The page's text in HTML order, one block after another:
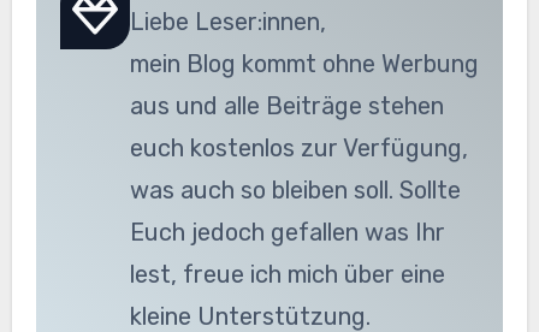
Liebe Leser:innen,
mein Blog kommt ohne Werbung
aus und alle Beiträge stehen
euch kostenlos zur Verfügung,
was auch so bleiben soll. Sollte
Euch jedoch gefallen was Ihr
lest, freue ich mich über eine
kleine Unterstützung.